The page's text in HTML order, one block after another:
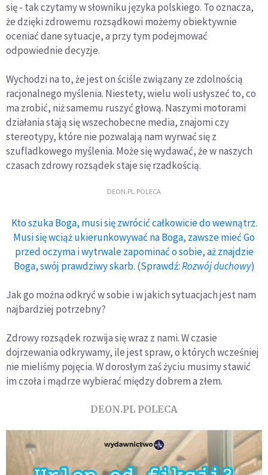
się - tak czytamy w słowniku języka polskiego. To oznacza,
że dzięki zdrowemu rozsądkowi możemy obiektywnie
oceniać dane sytuacje, a przy tym podejmować
odpowiednie decyzje.
Wychodzi na to, że jest on ściśle związany ze zdolnością
racjonalnego myślenia. Niestety, wielu woli usłyszeć to, co
ma zrobić, niż samemu ruszyć głową. Naszymi motorami
działania stają się wszechobecne media, znajomi czy
stereotypy, które nie pozwalają nam wyrwać się z
szufladkowego myślenia. Może się wydawać, że w naszych
czasach zdrowy rozsądek staje się rzadkością.
DEON.PL POLECA
Kto szuka Boga, musi się zwrócić całkowicie do wewnątrz.
Musi się wciąż ukierunkowywać na Boga, zawsze mieć Go
przed oczyma i wytrwale zapominać o sobie, aż znajdzie
Boga, swój prawdziwy skarb. (Sprawdź:Rozwój duchowy)
Jak go można odkryć w sobie i w jakich sytuacjach jest nam
najbardziej potrzebny?
Zdrowy rozsądek rozwija się wraz z nami. W czasie
dojrzewania odkrywamy, ile jest spraw, o których wcześniej
nie mieliśmy pojęcia. W dorosłym zaś życiu musimy stawić
im czoła i mądrze wybierać między dobrem a złem.
DEON.PL POLECA